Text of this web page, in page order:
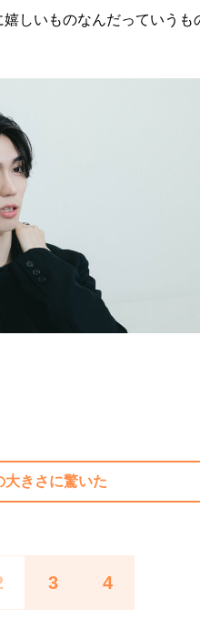
しいものなんだっていう
大きさに驚いた
3 4